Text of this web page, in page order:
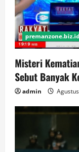
premanzone.biz.id
Misteri
Sebut Banyak
admin